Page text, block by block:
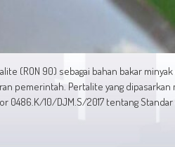
(RON 90) sebagai bahan bakar
pemerintah. Pertalite yang
0486.K/10/DJM.S/2017 tentang